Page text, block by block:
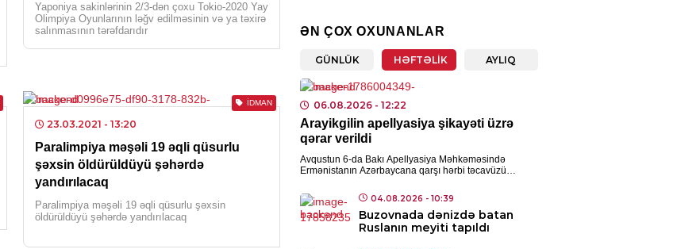
Yaponiya sakinlərinin 2/3-dən çoxu Tokio-2020 Yay
Olimpiya Oyunlarının ləğv edilməsinin və ya təxirə
salınmasının tərəfdarıdır
İDMAN
23.03.2021 - 13:20
Paralimpiya məşəli 19 əqli qüsurlu
şəxsin öldürüldüyü şəhərdə
yandırılacaq
Paralimpiya məşəli 19 əqli qüsurlu şəxsin
öldürüldüyü şəhərdə yandırılacaq
Çexiyada yoldan keçənlərə
bıçaqla hücum edildi – Yaralılar var
08.08.2026 - 10:26
XARICI SIYASET
Azərbaycan vasitəsilə
Ermənistana buğda və daş kömür
göndəriləcək
HADISƏ
ƏN ÇOX OXUNANLAR
GÜNLÜK HƏFTƏLIK AYLIQ
06.08.2026 - 12:22
Arayikgilin apellyasiya şikayəti üzrə
qərar verildi
Avqustun 6-da Bakı Apellyasiya Məhkəməsində
Ermənistanın Azərbaycana qarşı hərbi təcavüzü
müharibə cinayətləri, o cümlədən […]
04.08.2026 - 10:39
Buzovnada dənizdə batan
Ruslanın meyiti tapıldı